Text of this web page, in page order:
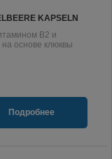
KAPSELN
В2 и
основе клюквы
Подробнее